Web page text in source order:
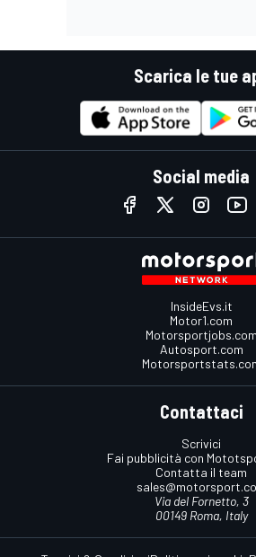
Scarica le tue
Social media
InsideEvs.it
Motor1.com
Motorsportjobs.com
Autosport.com
Contattaci
Scrivici
Fai pubblicità con
Contatta il team
Via del Fornetto, 3
00149 Roma, Italy